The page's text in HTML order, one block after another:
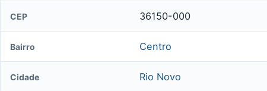
CEP 36150-000
Bairro Centro
Cidade Rio Novo